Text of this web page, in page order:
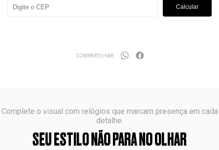
Calcular
COMPARTILHAR
Complete o visual com relógios que marcam presença em cada
detalhe.
SEU ESTILO NÃO PARA NO OLHAR